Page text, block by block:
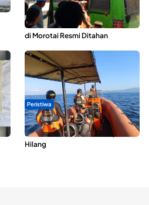
Oknum ASN yang Diduga Lakukan
Pelecehan Terhadap 5 Siswa SMA
di Morotai Resmi Ditahan
Peristiwa
Dua Longboat Bertabrakan di
Perairan Taliabu, Satu Nelayan
Hilang